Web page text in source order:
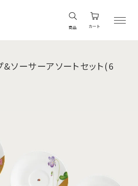
商品 カート
&ソーサーアソートセット(6